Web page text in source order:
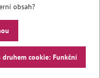
obsah?
cookie: Funkční